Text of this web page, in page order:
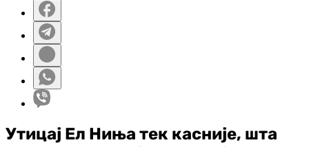
Утицај Ел Ниња тек касније, шта